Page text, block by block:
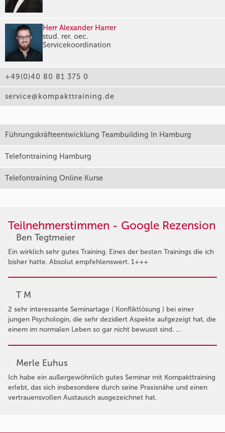
Herr Alexander Harrer
stud. rer. oec.
Servicekoordination
+49(0)40 80 81 375 0
service@kompakttraining.de
Führungskräfteentwicklung Teambuilding In Hamburg
Telefontraining Hamburg
Telefontraining Online Kurse
Teilnehmerstimmen - Google Rezension
Ben Tegtmeier
Ein wirklich sehr gutes Training. Eines der besten Trainings die ich
bisher hatte. Absolut empfehlenswert. 1+++
T M
2 sehr interessante Seminartage ( Konfliktlösung ) bei einer
jungen Psychologin, die sehr dezidiert Aspekte aufgezeigt hat, die
einem im normalen Leben so gar nicht bewusst sind. …
Merle Euhus
Ich habe ein außergewöhnlich gutes Seminar mit Kompakttraining
erlebt, das sich insbesondere durch seine Praxisnähe und einen
vertrauensvollen Austausch ausgezeichnet hat.